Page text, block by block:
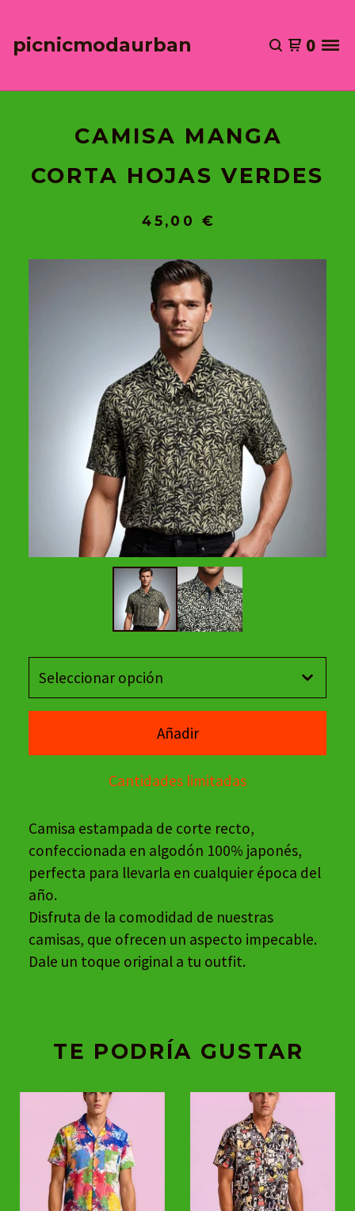
picnicmodaurban 0
CAMISA MANGA
CORTA HOJAS VERDES
45,00 €
Añadir
Cantidades limitadas
Camisa estampada de corte recto,
confeccionada en algodón 100% japonés,
perfecta para llevarla en cualquier época del
año.
Disfruta de la comodidad de nuestras
camisas, que ofrecen un aspecto impecable.
Dale un toque original a tu outfit.
TE PODRÍA GUSTAR